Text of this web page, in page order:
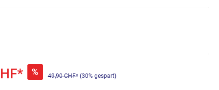
% 49,90 CHF* (30% gespart)